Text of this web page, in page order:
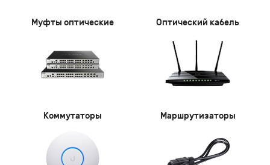
Муфты оптические Оптический кабель
Коммутаторы Маршрутизаторы